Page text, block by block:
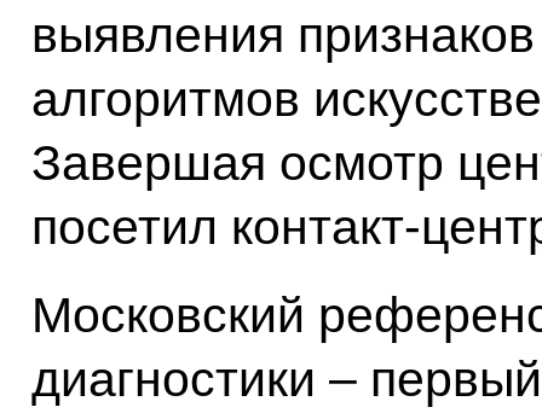
выявления
алгоритмов
Завершая осмотр
посетил контакт-
Московский
диагностики –